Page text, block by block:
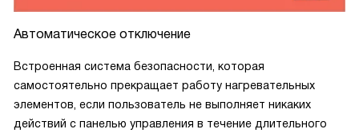
Автоматическое отключение
Встроенная система безопасности, которая
самостоятельно прекращает работу нагревательных
элементов, если пользователь не выполняет никаких
действий с панелью управления в течение длительного